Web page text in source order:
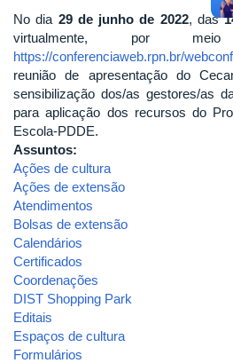
No dia 29 de junho de 2022, das
virtualmente, por
https://conferenciaweb.rpn.br/
reunião de apresentação do
sensibilização dos/as gestores/as
para aplicação dos recursos do
Escola-PDDE.
Assuntos:
Ações de cultura
Ações de extensão
Atendimentos
Bolsas de extensão
Calendários
Certificados
Coordenações
DIST Shopping Park
Editais
Espaços de cultura
Formulários